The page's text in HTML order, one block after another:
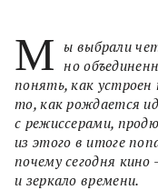
М ы выбрали
но
понять, как
то, как рождается
с режиссерами,
из этого в итоге
почему сегодня
и зеркало времени.